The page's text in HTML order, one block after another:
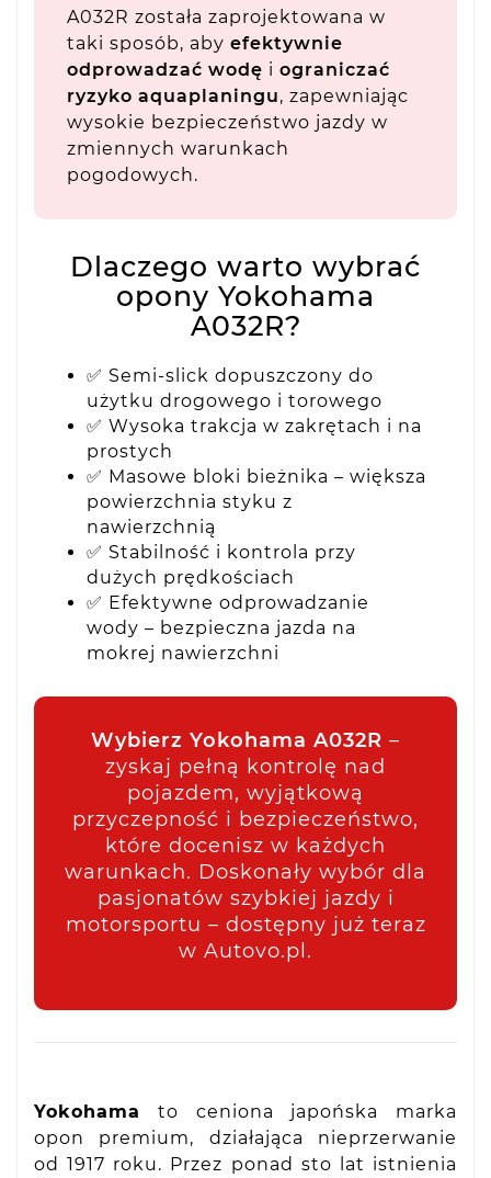
A032R została zaprojektowana w
taki sposób, aby efektywnie
odprowadzać wodę i ograniczać
ryzyko aquaplaningu, zapewniając
wysokie bezpieczeństwo jazdy w
zmiennych warunkach
pogodowych.
Dlaczego warto wybrać
opony Yokohama
A032R?
✅ Semi-slick dopuszczony do
użytku drogowego i torowego
✅ Wysoka trakcja w zakrętach i na
prostych
✅ Masowe bloki bieżnika – większa
powierzchnia styku z
nawierzchnią
✅ Stabilność i kontrola przy
dużych prędkościach
✅ Efektywne odprowadzanie
wody – bezpieczna jazda na
mokrej nawierzchni
Wybierz Yokohama A032R –
zyskaj pełną kontrolę nad
pojazdem, wyjątkową
przyczepność i bezpieczeństwo,
które docenisz w każdych
warunkach. Doskonały wybór dla
pasjonatów szybkiej jazdy i
motorsportu – dostępny już teraz
w Autovo.pl.
Yokohama
to ceniona japońska marka
opon premium, działająca nieprzerwanie
od 1917 roku. Przez ponad sto lat istnienia